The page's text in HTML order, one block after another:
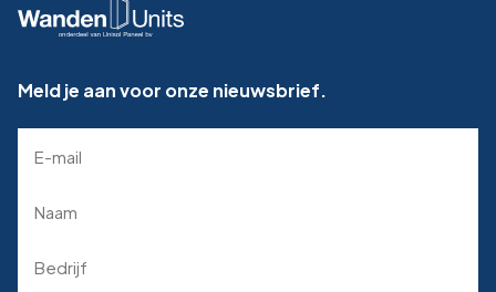
Meld je aan voor onze nieuwsbrief.
mailadres
(Required)
(Required)